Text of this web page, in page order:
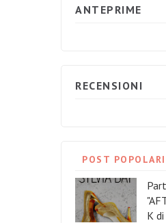
ANTEPRIME
RECENSIONI
POST POPOLARI
K